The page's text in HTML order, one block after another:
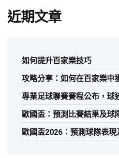
近期文章
如何提升百家樂技巧
攻略分享：如何在百家樂中
專業足球聯賽賽程公布，球
歐國盃：預測比賽結果及球
歐國盃2026：預測球隊表現